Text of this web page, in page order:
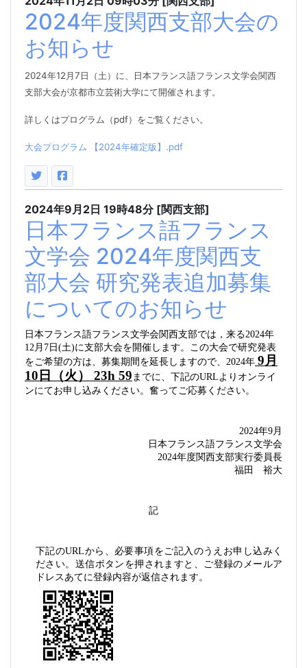
2024年度関西支部大会の
お知らせ
2024年12月7日（土）に、日本フランス語フランス文学会関西
支部大会が京都市⽴芸術⼤学にて開催されます。
詳しくはプログラム（pdf）をご覧ください。
大会プログラム 【2024年確定版】.pdf
2024年9月2日 19時48分 [関西支部]
日本フランス語フランス
文学会 2024年度関西支
部大会 研究発表追加募集
についてのお知らせ
日本フランス語フランス文学会関西支部では，来る2024年
12月7日(土)に支部大会を開催します。この大会で研究発表
をご希望の方は、募集期間を延長しますので、2024年 9月
10日（火） 23h 59 までに、下記のURLよりオンライ
ンにてお申し込みください。奮ってご応募ください。
2024年9月
日本フランス語フランス文学会
2024年度関西支部実行委員長
福田　裕大
記
下記のURLから、必要事項をご記入のうえお申し込みく
ださい。送信ボタンを押されますと、ご登録のメールア
ドレスあてに登録内容が返信されます。